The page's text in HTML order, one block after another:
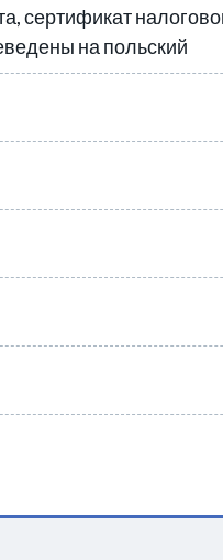
сертификат
на польский